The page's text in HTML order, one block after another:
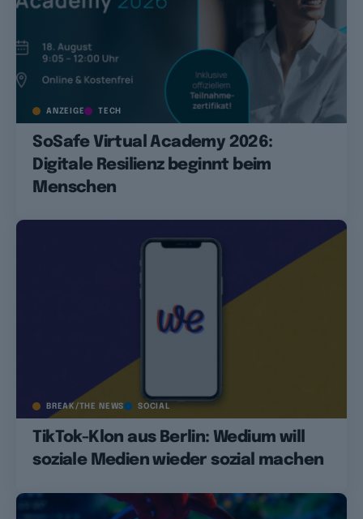
ANZEIGE TECH
SoSafe Virtual Academy 2026:
Digitale Resilienz beginnt beim
Menschen
BREAK/THE NEWS SOCIAL
TikTok-Klon aus Berlin: Wedium will
soziale Medien wieder sozial machen